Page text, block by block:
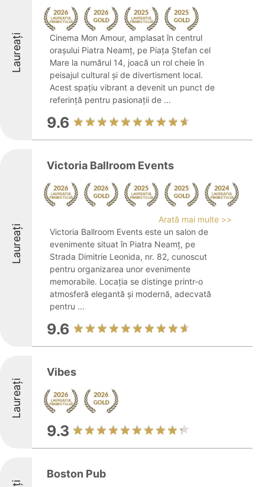
Laureați
Cinema Mon Amour, amplasat în centrul
orașului Piatra Neamț, pe Piața Ștefan cel
Mare la numărul 14, joacă un rol cheie în
peisajul cultural și de divertisment local.
Acest spațiu vibrant a devenit un punct de
referință pentru pasionații de ...
9.6
Laureați
Victoria Ballroom Events
Arată mai multe >>
Victoria Ballroom Events este un salon de
evenimente situat în Piatra Neamț, pe
Strada Dimitrie Leonida, nr. 82, cunoscut
pentru organizarea unor evenimente
memorabile. Locația se distinge printr-o
atmosferă elegantă și modernă, adecvată
pentru ...
9.6
Laureați
Vibes
9.3
Boston Pub